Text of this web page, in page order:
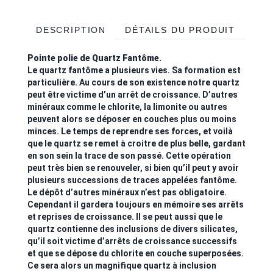
DESCRIPTION DÉTAILS DU PRODUIT
Pointe polie de Quartz Fantôme.
Le quartz fantôme a plusieurs vies. Sa formation est
particulière. Au cours de son existence notre quartz
peut être victime d’un arrêt de croissance. D’autres
minéraux comme le chlorite, la limonite ou autres
peuvent alors se déposer en couches plus ou moins
minces. Le temps de reprendre ses forces, et voilà
que le quartz se remet à croitre de plus belle, gardant
en son sein la trace de son passé. Cette opération
peut très bien se renouveler, si bien qu’il peut y avoir
plusieurs successions de traces appelées fantôme.
Le dépôt d’autres minéraux n’est pas obligatoire.
Cependant il gardera toujours en mémoire ses arrêts
et reprises de croissance. Il se peut aussi que le
quartz contienne des inclusions de divers silicates,
qu’il soit victime d’arrêts de croissance successifs
et que se dépose du chlorite en couche superposées.
Ce sera alors un magnifique quartz à inclusion